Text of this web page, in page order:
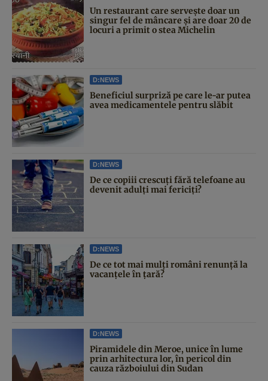
Un restaurant care servește doar un
singur fel de mâncare și are doar 20 de
locuri a primit o stea Michelin
D:NEWS
Beneficiul surpriză pe care le-ar putea
avea medicamentele pentru slăbit
D:NEWS
De ce copiii crescuți fără telefoane au
devenit adulți mai fericiți?
D:NEWS
De ce tot mai mulți români renunță la
vacanțele în țară?
D:NEWS
Piramidele din Meroe, unice în lume
prin arhitectura lor, în pericol din
cauza războiului din Sudan